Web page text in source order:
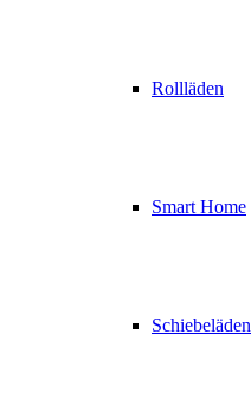
Rollläden
Smart Home
Schiebeläden